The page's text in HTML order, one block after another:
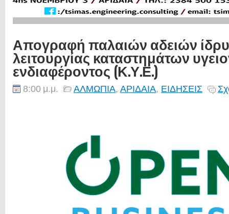
Απογραφή παλαιών αδειών
λειτουργίας καταστημάτων
ενδιαφέροντος (Κ.Υ.Ε.)
8:00 μ.μ. ΑΛΜΩΠΙΑ, ΑΡΙΔΑΙΑ, ΕΙΔΗΣΕΙΣ